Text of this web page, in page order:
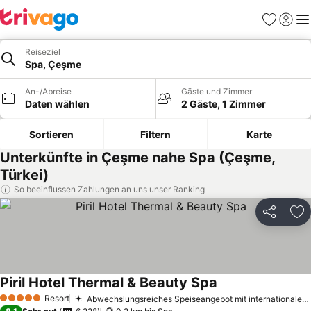
Favoriten
Reiseziel
Spa, Çeşme
An-/Abreise
Daten wählen
Gäste und Zimmer
2 Gäste, 1 Zimmer
Sortieren Filtern Karte
Unterkünfte in Çeşme nahe Spa (Çeşme,
Türkei)
So beeinflussen Zahlungen an uns unser Ranking
Teilen
5 Sterne Resort Abwechslungsreiches Speiseangebot mit internationaler Küche
Piril Hotel Thermal & Beauty Spa